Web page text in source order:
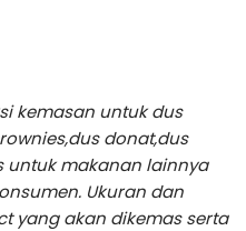
kemasan untuk dus
donat,dus
untuk makanan lainnya
Ukuran dan
yang akan dikemas serta